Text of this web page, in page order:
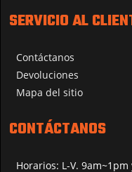
SERVICIO AL
Contáctanos
Devoluciones
Mapa del sitio
CONTÁCTANOS
Horarios: L-V.